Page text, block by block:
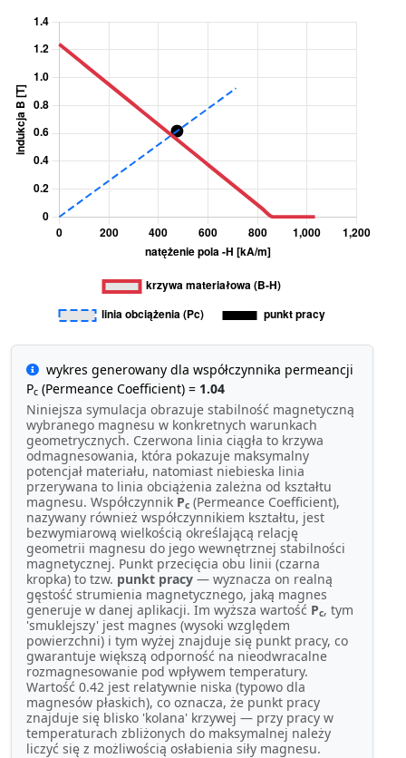
wykres generowany dla współczynnika permeancji
Pc (Permeance Coefficient) = 1.04
Niniejsza symulacja obrazuje stabilność magnetyczną
wybranego magnesu w konkretnych warunkach
geometrycznych. Czerwona linia ciągła to krzywa
odmagnesowania, która pokazuje maksymalny
potencjał materiału, natomiast niebieska linia
przerywana to linia obciążenia zależna od kształtu
magnesu. Współczynnik Pc (Permeance Coefficient),
nazywany również współczynnikiem kształtu, jest
bezwymiarową wielkością określającą relację
geometrii magnesu do jego wewnętrznej stabilności
magnetycznej. Punkt przecięcia obu linii (czarna
kropka) to tzw. punkt pracy — wyznacza on realną
gęstość strumienia magnetycznego, jaką magnes
generuje w danej aplikacji. Im wyższa wartość Pc, tym
'smuklejszy' jest magnes (wysoki względem
powierzchni) i tym wyżej znajduje się punkt pracy, co
gwarantuje większą odporność na nieodwracalne
rozmagnesowanie pod wpływem temperatury.
Wartość 0.42 jest relatywnie niska (typowo dla
magnesów płaskich), co oznacza, że punkt pracy
znajduje się blisko 'kolana' krzywej — przy pracy w
temperaturach zbliżonych do maksymalnej należy
liczyć się z możliwością osłabienia siły magnesu.